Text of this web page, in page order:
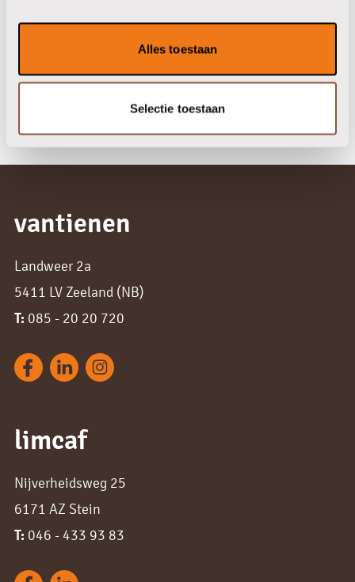
Alles toestaan
Selectie toestaan
onze partners
vantienen
Landweer 2a
5411 LV Zeeland (NB)
T: 085 - 20 20 720
limcaf
Nijverheidsweg 25
6171 AZ Stein
T: 046 - 433 93 83